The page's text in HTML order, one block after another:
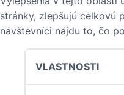
stránky, zlepšujú celkovú
návštevníci nájdu to, čo
VLASTNOSTI